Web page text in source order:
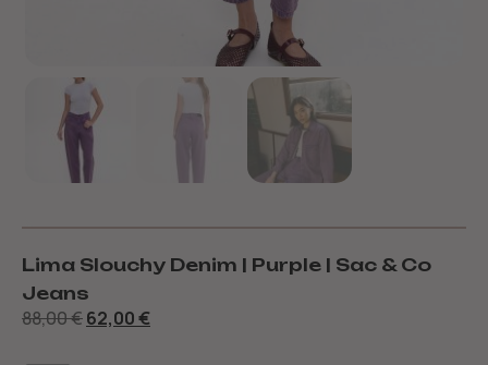
Lima Slouchy Denim | Purple | Sac & Co
Jeans
88,00€62,00€